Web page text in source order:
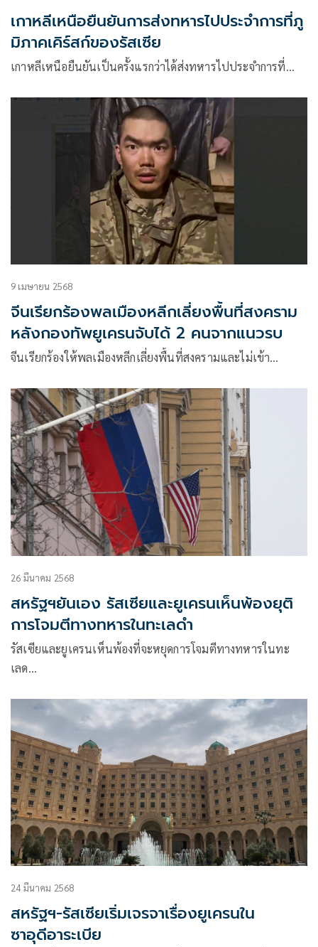
เกาหลีเหนือยืนยันการส่งทหารไปประจำการที่ภู
มิภาคเคิร์สก์ของรัสเซีย
เกาหลีเหนือยืนยันเป็นครั้งแรกว่าได้ส่งทหารไปประจำการที่…
9 เมษายน 2568
จีนเรียกร้องพลเมืองหลีกเลี่ยงพื้นที่สงคราม
หลังกองทัพยูเครนจับได้ 2 คนจากแนวรบ
จีนเรียกร้องให้พลเมืองหลีกเลี่ยงพื้นที่สงครามและไม่เข้า…
26 มีนาคม 2568
สหรัฐฯยันเอง รัสเซียและยูเครนเห็นพ้องยุติ
การโจมตีทางทหารในทะเลดำ
รัสเซียและยูเครนเห็นพ้องที่จะหยุดการโจมตีทางทหารในทะ
เลด…
24 มีนาคม 2568
สหรัฐฯ-รัสเซียเริ่มเจรจาเรื่องยูเครนใน
ซาอุดีอาระเบีย